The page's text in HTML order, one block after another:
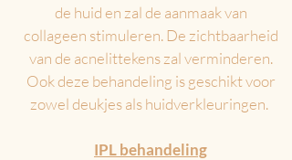
de huid en zal de aanmaak van
collageen stimuleren. De zichtbaarheid
van de acnelittekens zal verminderen.
Ook deze behandeling is geschikt voor
zowel deukjes als huidverkleuringen.
IPL behandeling